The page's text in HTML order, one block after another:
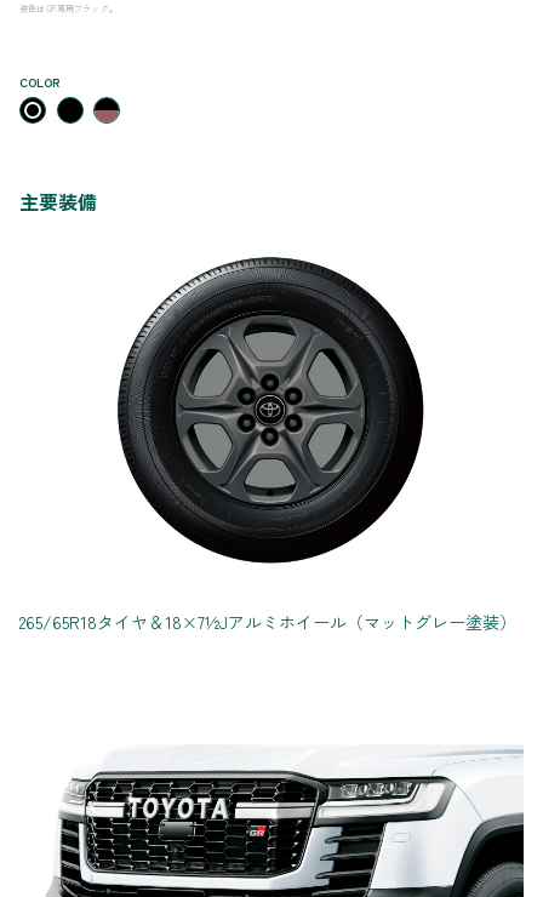
装色はGR専用ブラック。
COLOR
主要装備
265/65R18タイヤ＆18×7½Jアルミホイール（マットグレー塗装）